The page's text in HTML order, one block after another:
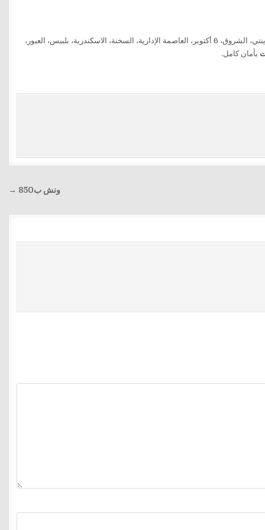
في القاهرة، الرحاب، التجمع الخامس، مدينتي، الشروق، 6 أكتوبر، العاصمة الإدارية، السخنة، الاسكندرية، بلبيس، العبور،
بأمان كامل.
ونش ب850 →